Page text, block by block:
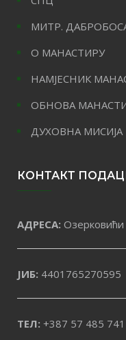
МИТР.
О МАНАСТИРУ
НАМЈЕСНИК
ОБНОВА
ДУХОВНА МИСИЈА
КОНТАКТ
АДРЕСА:
ЈИБ: 4401765270595
ТЕЛ: +387 57 485 741